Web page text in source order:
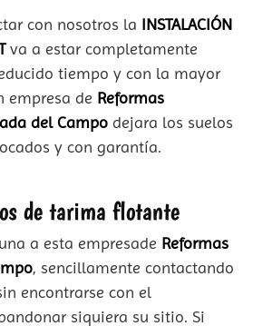
con nosotros la INSTALACIÓN
va a estar completamente
tiempo y con la mayor
empresa de Reformas
del Campo dejara los suelos
y con garantía.
de tarima flotante
a esta empresade Reformas
, sencillamente contactando
encontrarse con el
siquiera su sitio. Si